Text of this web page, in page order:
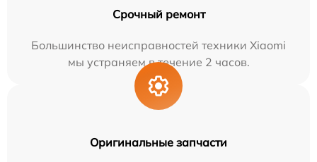
Срочный ремонт
Большинство неисправностей техники Xiaomi
мы устраняем в течение 2 часов.
Оригинальные запчасти